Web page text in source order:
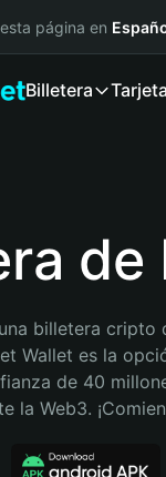
página en
Billetera Tarjeta
de
billetera cripto
Wallet es la
de 40
la Web3.